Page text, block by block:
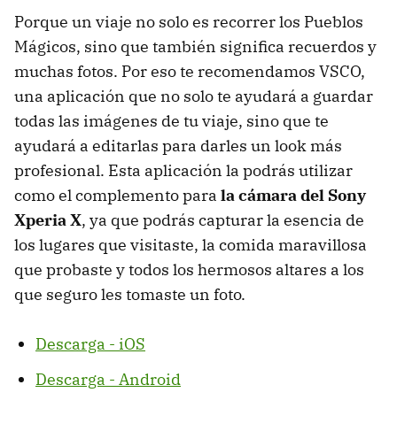
Porque un viaje no solo es recorrer los Pueblos
Mágicos, sino que también significa recuerdos y
muchas fotos. Por eso te recomendamos VSCO,
una aplicación que no solo te ayudará a guardar
todas las imágenes de tu viaje, sino que te
ayudará a editarlas para darles un look más
profesional. Esta aplicación la podrás utilizar
como el complemento para la cámara del Sony
Xperia X, ya que podrás capturar la esencia de
los lugares que visitaste, la comida maravillosa
que probaste y todos los hermosos altares a los
que seguro les tomaste un foto.
Descarga - iOS
Descarga - Android